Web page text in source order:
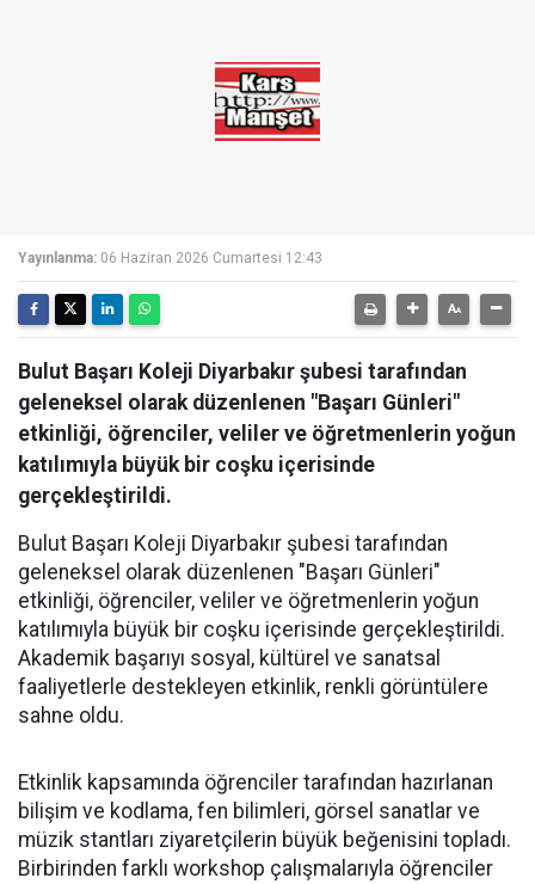
Yayınlanma: 06 Haziran 2026 Cumartesi 12:43
Bulut Başarı Koleji Diyarbakır şubesi tarafından
geleneksel olarak düzenlenen "Başarı Günleri"
etkinliği, öğrenciler, veliler ve öğretmenlerin yoğun
katılımıyla büyük bir coşku içerisinde
gerçekleştirildi.
Bulut Başarı Koleji Diyarbakır şubesi tarafından
geleneksel olarak düzenlenen "Başarı Günleri"
etkinliği, öğrenciler, veliler ve öğretmenlerin yoğun
katılımıyla büyük bir coşku içerisinde gerçekleştirildi.
Akademik başarıyı sosyal, kültürel ve sanatsal
faaliyetlerle destekleyen etkinlik, renkli görüntülere
sahne oldu.
Etkinlik kapsamında öğrenciler tarafından hazırlanan
bilişim ve kodlama, fen bilimleri, görsel sanatlar ve
müzik stantları ziyaretçilerin büyük beğenisini topladı.
Birbirinden farklı workshop çalışmalarıyla öğrenciler